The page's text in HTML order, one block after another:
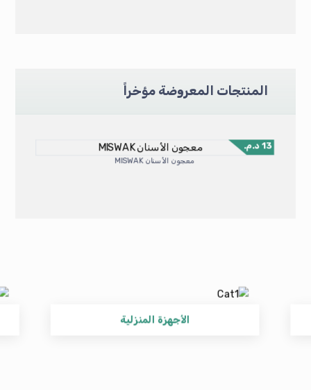
المنتجات المعروضة مؤخراً
معجون الأسنان MISWAK
13 د.م.
الأجهزة المنزلية